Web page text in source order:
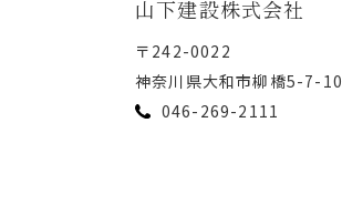
⼭下建設株式会社
〒242-0022
神奈川県⼤和市柳橋5-7-10
046-269-2111